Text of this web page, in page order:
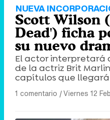
NUEVA
Scott Wilson
Dead') ficha
su nuevo
El actor interpretará
de la actriz Brit
capítulos que llegará
1 comentario |Viernes 12